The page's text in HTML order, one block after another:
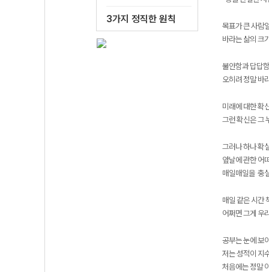
3가지 정직한 원칙
목표가 큰 사람
바라는 삶의 크
불안함과 답답
오히려 정말 바
미래에 대한 확
그런 확신은 그
그러나 하나 확
앞날에 관한 어
매일매일을 충
매일 같은 시간
어쩌면 그게 우
공부는 눈에 보
저는 성적이 지
처음에는 정말